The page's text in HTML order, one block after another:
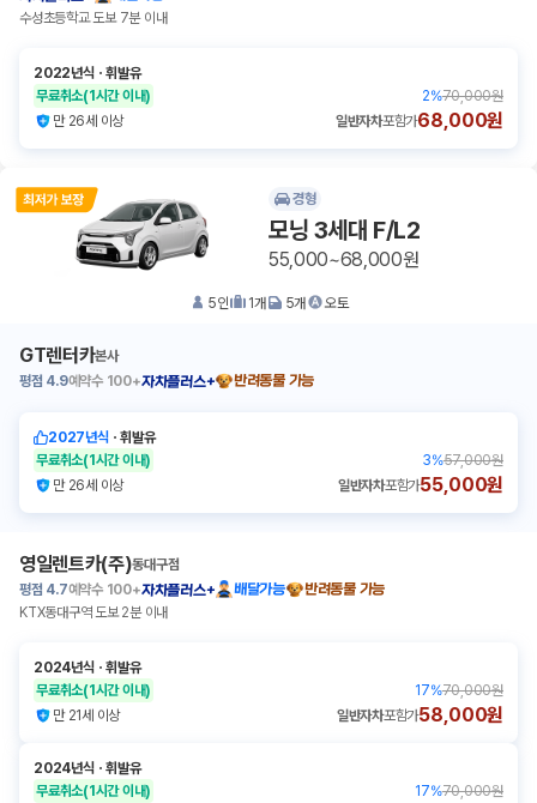
수성초등학교 도보 7분 이내
2022년식 ㆍ휘발유
무료취소(1시간 이내) 2%70,000원
만 26세 이상
일반자차포함가68,000원
경형
모닝 3세대 F/L2
55,000~68,000원
5인 1개 5개 오토
GT렌터카본사
평점 4.9예약수 100+자차플러스+ 반려동물 가능
2027년식 ㆍ휘발유
무료취소(1시간 이내) 3%57,000원
만 26세 이상
일반자차포함가55,000원
영일렌트카(주)동대구점
평점 4.7예약수 100+자차플러스+ 배달가능
반려동물 가능
KTX동대구역 도보 2분 이내
2024년식 ㆍ휘발유
무료취소(1시간 이내) 17%70,000원
만 21세 이상
일반자차포함가58,000원
2024년식 ㆍ휘발유
무료취소(1시간 이내) 17%70,000원